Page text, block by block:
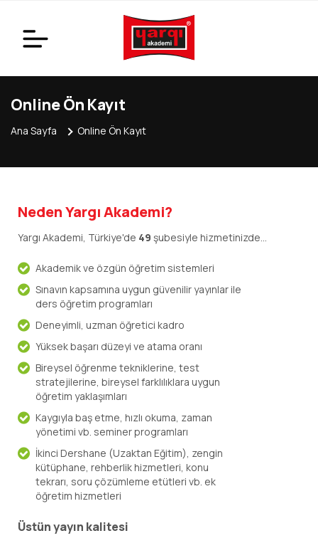
Online Ön Kayıt
Ana Sayfa Online Ön Kayıt
Neden Yargı Akademi?
Yargı Akademi, Türkiye'de 49 şubesiyle hizmetinizde...
Akademik ve özgün öğretim sistemleri
Sınavın kapsamına uygun güvenilir yayınlar ile
ders öğretim programları
Deneyimli, uzman öğretici kadro
Yüksek başarı düzeyi ve atama oranı
Bireysel öğrenme tekniklerine, test
stratejilerine, bireysel farklılıklara uygun
öğretim yaklaşımları
Kaygıyla baş etme, hızlı okuma, zaman
yönetimi vb. seminer programları
İkinci Dershane (Uzaktan Eğitim), zengin
kütüphane, rehberlik hizmetleri, konu
tekrarı, soru çözümleme etütleri vb. ek
öğretim hizmetleri
Üstün yayın kalitesi